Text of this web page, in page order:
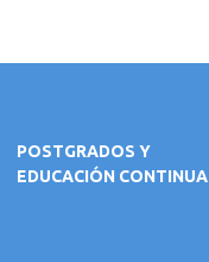
POSTGRADOS Y
EDUCACIÓN CONTINUA